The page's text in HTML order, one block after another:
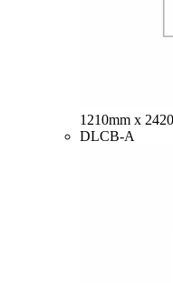
1210mm x
DLCB-A